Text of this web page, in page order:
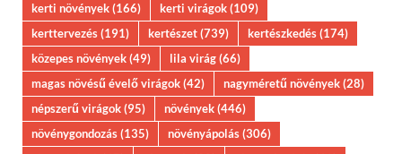
kerti növények(166) kerti virágok(109)
kerttervezés(191) kertészet(739) kertészkedés(174)
közepes növények(49) lila virág(66)
magas növésű évelő virágok(42) nagyméretű növények(28)
népszerű virágok(95) növények(446)
növénygondozás(135) növényápolás(306)